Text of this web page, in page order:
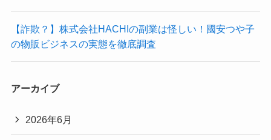
【詐欺？】株式会社HACHIの副業は怪しい！國安つや子
の物販ビジネスの実態を徹底調査
アーカイブ
2026年6月